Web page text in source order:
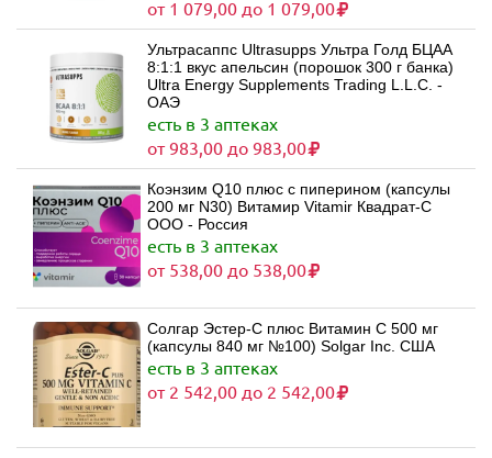
от 1 079,00 до 1 079,00
Ультрасаппс Ultrasupps Ультра Голд БЦАА
8:1:1 вкус апельсин (порошок 300 г банка)
Ultra Energy Supplements Trading L.L.C. -
ОАЭ
есть в 3 аптеках
от 983,00 до 983,00
Коэнзим Q10 плюс с пиперином (капсулы
200 мг N30) Витамир Vitamir Квадрат-С
ООО - Россия
есть в 3 аптеках
от 538,00 до 538,00
Солгар Эстер-С плюс Витамин С 500 мг
(капсулы 840 мг №100) Solgar Inc. США
есть в 3 аптеках
от 2 542,00 до 2 542,00